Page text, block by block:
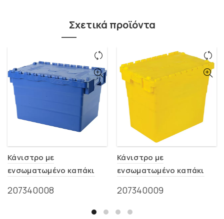
Σχετικά προϊόντα
Κάνιστρο με
ενσωματωμένο καπάκι
207340008
Κάνιστρο με
ενσωματωμένο καπάκι
207340009